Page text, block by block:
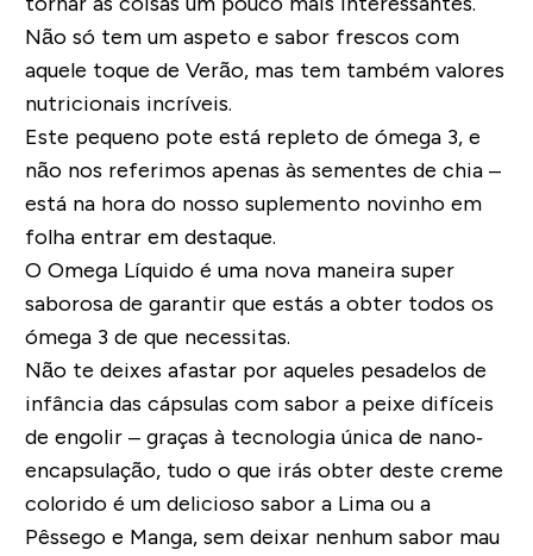
Não só tem um aspeto e sabor frescos com
aquele toque de Verão, mas tem também valores
nutricionais incríveis.
Este pequeno pote está repleto de ómega 3, e
não nos referimos apenas às sementes de chia –
está na hora do nosso suplemento novinho em
folha entrar em destaque.
O Omega Líquidoé uma nova maneira super
saborosa de garantir que estás a obter todos os
ómega 3 de que necessitas.
Não te deixes afastar por aqueles pesadelos de
infância das cápsulas com sabor a peixe difíceis
de engolir – graças à tecnologia única de nano‐
encapsulação, tudo o que irás obter deste creme
colorido é um delicioso sabor a Lima ou a
Pêssego e Manga, sem deixar nenhum sabor mau